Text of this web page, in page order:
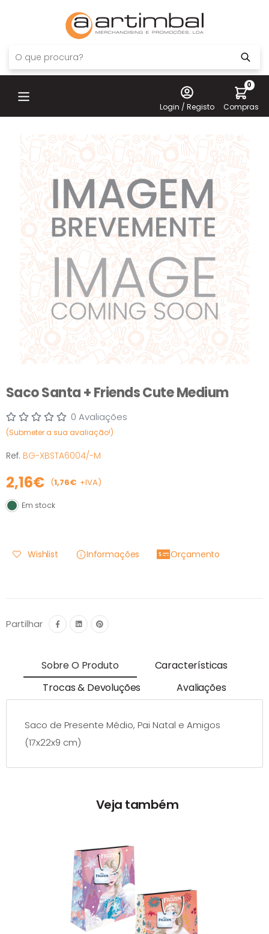
Login / Registo
0
Compras
Saco Santa + Friends Cute Medium
0 Avaliações
(Submeter a sua avaliação!)
Ref. BG-XBSTA6004/-M
2,16€ (1,76€ +IVA)
Em stock
Em stock
Wishlist Informações Orçamento
Partilhar
Sobre O Produto
Características
Trocas & Devoluções
Avaliações
Saco de Presente Médio, Pai Natal e Amigos
(17x22x9 cm)
Veja também